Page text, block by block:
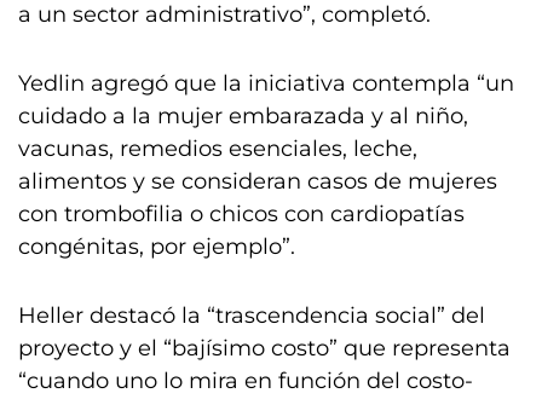
a un sector administrativo”, completó.
Yedlin agregó que la iniciativa contempla “un
cuidado a la mujer embarazada y al niño,
vacunas, remedios esenciales, leche,
alimentos y se consideran casos de mujeres
con trombofilia o chicos con cardiopatías
congénitas, por ejemplo”.
Heller destacó la “trascendencia social” del
proyecto y el “bajísimo costo” que representa
“cuando uno lo mira en función del costo-